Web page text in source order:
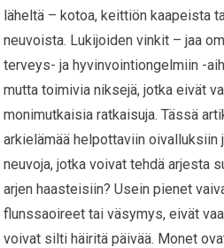
läheltä – kotoa, keittiön kaapeista
neuvoista. Lukijoiden vinkit – jaa
terveys- ja hyvinvointiongelmiin -
mutta toimivia niksejä, jotka eivät
monimutkaisia ratkaisuja. Tässä
arkielämää helpottaviin oivalluksiin
neuvoja, jotka voivat tehdä arjesta
arjen haasteisiin? Usein pienet
flunssaoireet tai väsymys, eivät
voivat silti häiritä päivää. Monet